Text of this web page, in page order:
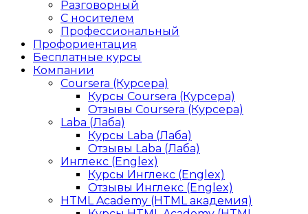
Разговорный
С носителем
Профессиональный
Профориентация
Бесплатные курсы
Компании
Coursera (Курсера)
Курсы Coursera (Курсера)
Отзывы Coursera (Курсера)
Laba (Лаба)
Курсы Laba (Лаба)
Отзывы Laba (Лаба)
Инглекс (Englex)
Курсы Инглекс (Englex)
Отзывы Инглекс (Englex)
HTML Academy (HTML академия)